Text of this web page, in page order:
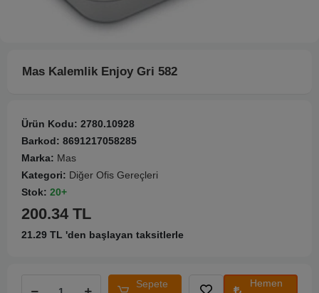
Mas Kalemlik Enjoy Gri 582
Ürün Kodu: 2780.10928
Barkod: 8691217058285
Marka: Mas
Kategori: Diğer Ofis Gereçleri
Stok: 20+
200.34 TL
21.29 TL 'den başlayan taksitlerle
Sepete
Hemen